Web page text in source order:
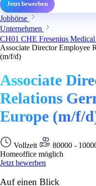
Jetzt bewerben
Jobbörse
Unternehmen
CH01 CHE Fresenius
Associate Director Employee
(m/f/d)
Associate
Relations
Europe (m/f/
Vollzeit 80000 -
Homeoffice möglich
Jetzt bewerben
Auf einen Blick